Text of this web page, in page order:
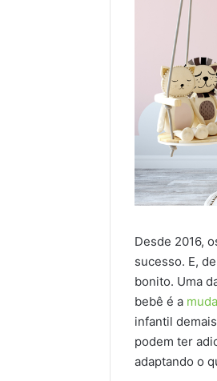
Desde 2016,
sucesso. E,
bonito. Uma
bebê é a
infantil
podem ter
adaptando o